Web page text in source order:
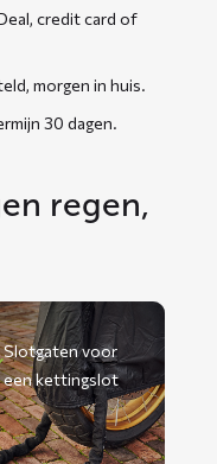
credit card of
morgen in huis.
30 dagen.
regen,
Slotgaten voor
een kettingslot